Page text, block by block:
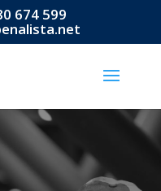
674 599